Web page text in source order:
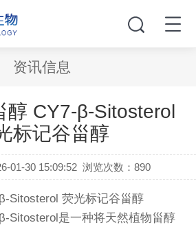
资讯信息
醇 CY7-β-Sitosterol
标记谷甾醇
01-30 15:09:52 浏览次数：890
Sitosterol 荧光标记谷甾醇
Sitosterol是一种将天然植物甾醇